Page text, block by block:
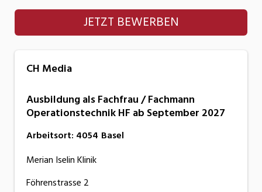
CH Media
JETZT BEWERBEN
CH Media
Ausbildung als Fachfrau / Fachmann
Operationstechnik HF ab September 2027
Arbeitsort: 4054 Basel
Merian Iselin Klinik
Föhrenstrasse 2